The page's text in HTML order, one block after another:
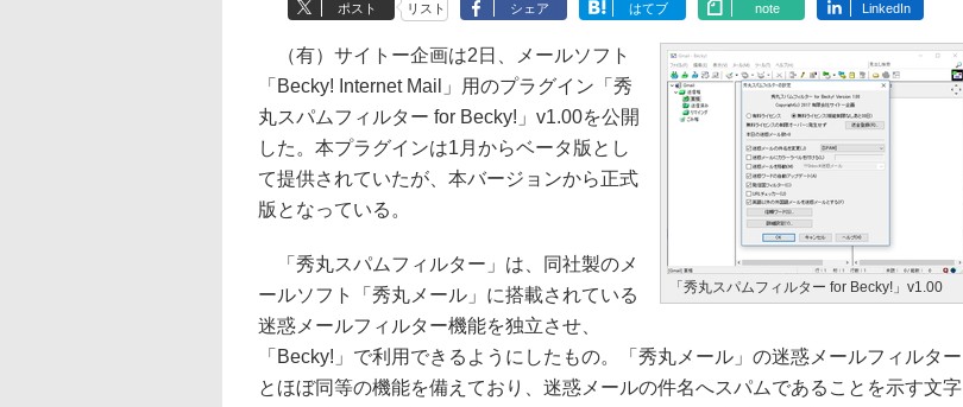
ポスト リスト シェア はてブ note LinkedIn
「秀丸スパムフィルター for Becky!」v1.00
（有）サイトー企画は2日、メールソフト
「Becky! Internet Mail」用のプラグイン「秀
丸スパムフィルター for Becky!」v1.00を公開
した。本プラグインは1月からベータ版とし
て提供されていたが、本バージョンから正式
版となっている。
「秀丸スパムフィルター」は、同社製のメ
ールソフト「秀丸メール」に搭載されている
迷惑メールフィルター機能を独立させ、
「Becky!」で利用できるようにしたもの。「秀丸メール」の迷惑メールフィルター
とほぼ同等の機能を備えており、迷惑メールの件名へスパムであることを示す文字